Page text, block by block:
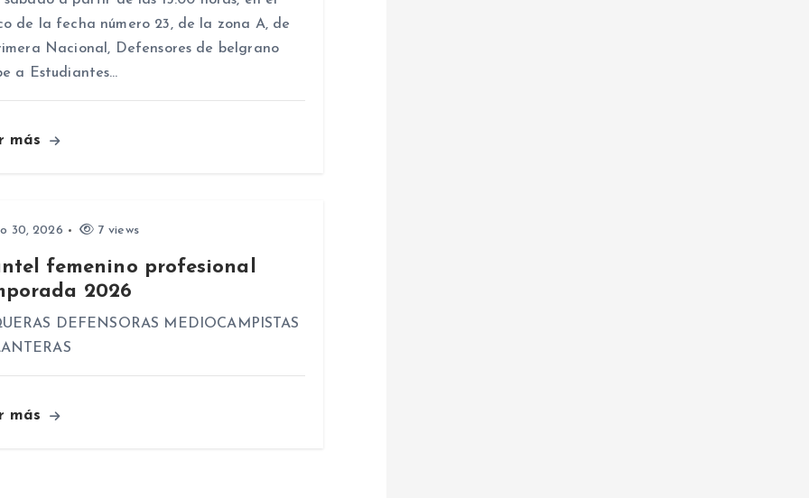
de la fecha número 23, de la zona A, de
Nacional, Defensores de belgrano
a Estudiantes…
más
30, 2026 7 views
femenino profesional
2026
DEFENSORAS MEDIOCAMPISTAS
más